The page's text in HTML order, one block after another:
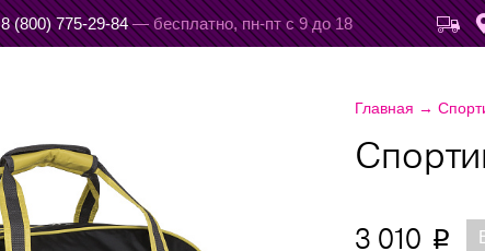
8 (800) 775-29-84 — бесплатно, пн-пт с 9 до 18
Главная →
3 010 p